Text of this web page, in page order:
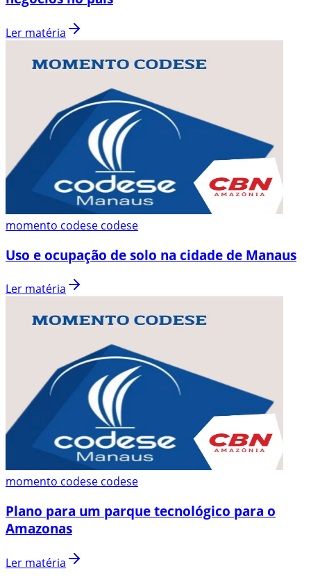
Ler matéria
momento codese codese
Uso e ocupação de solo na cidade de Manaus
Ler matéria
momento codese codese
Plano para um parque tecnológico para o
Amazonas
Ler matéria